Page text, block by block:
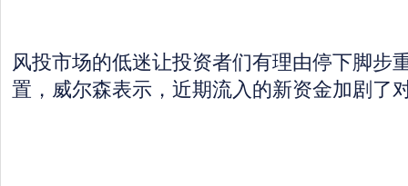
风投市场的低迷让投资者们有理由停下脚步
置，威尔森表示，近期流入的新资金加剧了